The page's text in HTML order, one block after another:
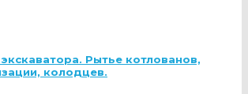
Рытье котлованов,
колодцев.